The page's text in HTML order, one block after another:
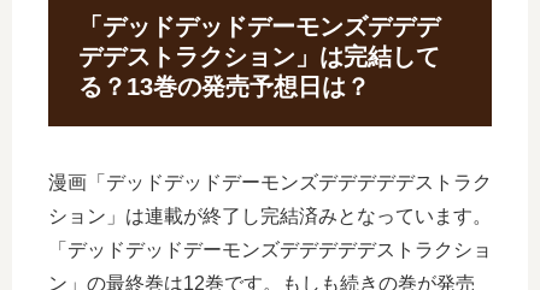
「デッドデッドデーモンズデデデ
デデストラクション」は完結して
る？13巻の発売予想日は？
漫画「デッドデッドデーモンズデデデデデストラク
ション」は連載が終了し完結済みとなっています。
「デッドデッドデーモンズデデデデデストラクショ
ン」の最終巻は12巻です。もしも続きの巻が発売